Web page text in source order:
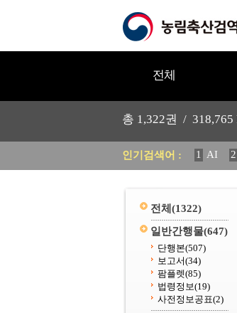
전체
총 1,322권 / 318,765
인기검색어 : 1 AI 2
11 2025
전체 (1322)
일반간행물(647)
단행본(507)
보고서(34)
팜플렛(85)
법령정보(19)
사전정보공표(2)